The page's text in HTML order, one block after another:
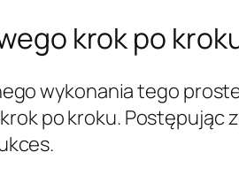
krok po
wykonania tego
krok po kroku. Postępując